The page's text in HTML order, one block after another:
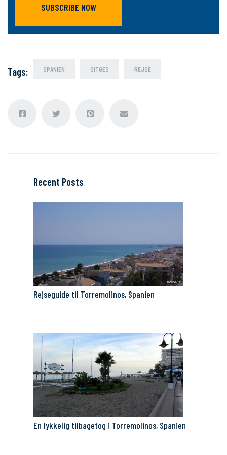
SUBSCRIBE NOW
Tags: SPANIEN SITGES REJSE
Recent Posts
Rejseguide til Torremolinos, Spanien
En lykkelig tilbagetog i Torremolinos, Spanien